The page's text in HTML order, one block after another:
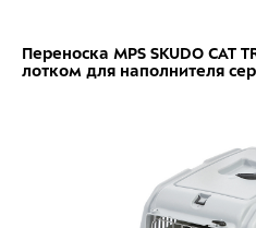
Переноска MPS SKUDO CAT
лотком для наполнителя